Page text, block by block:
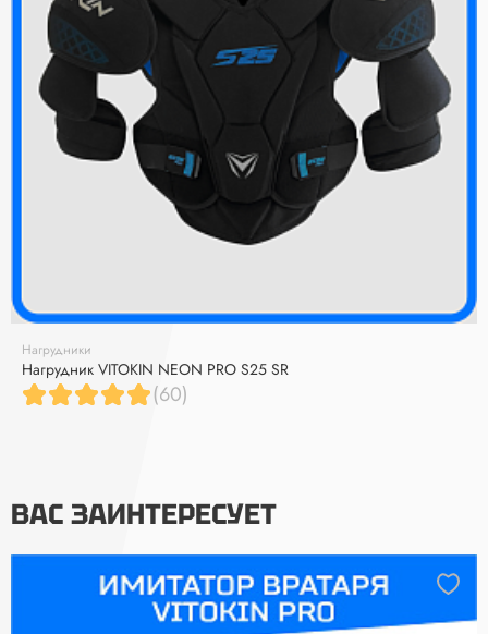
Нагрудники
Нагрудник VITOKIN NEON PRO S25 SR
(60)
ВАС ЗАИНТЕРЕСУЕТ